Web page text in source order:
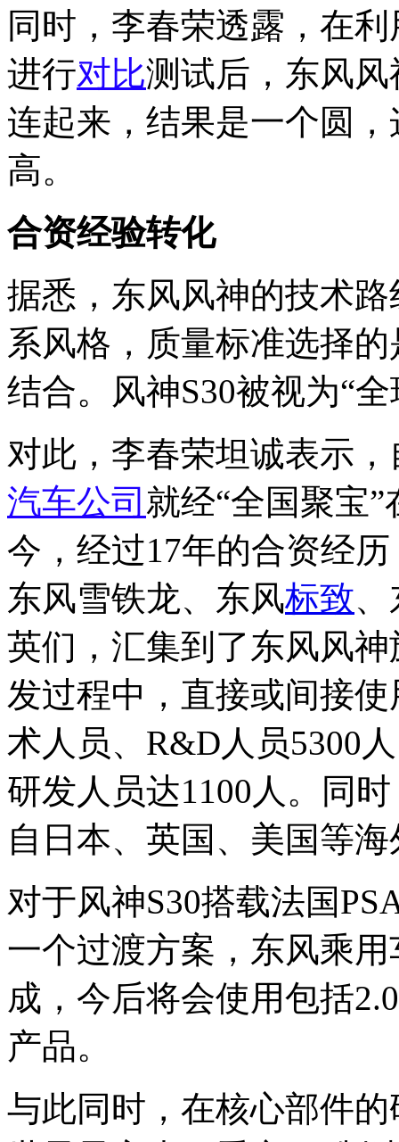
同时，李春荣透露，在
进行对比测试后，东风
连起来，结果是一个圆
高。
合资经验转化
据悉，东风风神的技术
系风格，质量标准选择的
结合。风神S30被视为“
对此，李春荣坦诚表示
汽车公司 就经“全国聚宝
今，经过17年的合资经
东风雪铁龙、东风标致
英们，汇集到了东风风
发过程中，直接或间接
术人员、R&D人员5300
研发人员达1100人。同
自日本、英国、美国等
对于风神S30搭载法国
一个过渡方案，东风乘
成，今后将会使用包括
产品。
与此同时，在核心部件